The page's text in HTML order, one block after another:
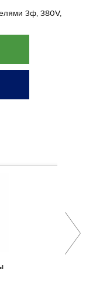
3ф, 380V,